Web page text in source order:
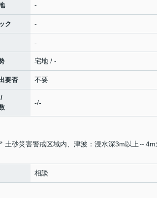
-
ク -
-
宅地 / -
要否 不要
-/-
土砂災害警戒区域内、津波：浸水深3m以上～4m
相談